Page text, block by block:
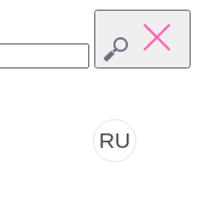
RU